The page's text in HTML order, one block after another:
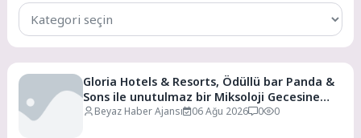
Tüm
Kategoriler
Gloria Hotels & Resorts, Ödüllü bar Panda &
Sons ile unutulmaz bir Miksoloji Gecesine
İmza Attı
Beyaz Haber Ajansı 06 Ağu 2026 0 0